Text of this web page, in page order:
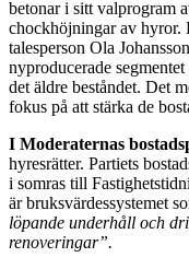
betonar i sitt valprogram
chockhöjningar av hyror.
talesperson Ola
nyproducerade
det äldre beståndet. Det
fokus på att stärka de
I Moderaternas
hyresrätter. Partiets
i somras till
är bruksvärdessystemet
löpande underhåll och
renoveringar”.